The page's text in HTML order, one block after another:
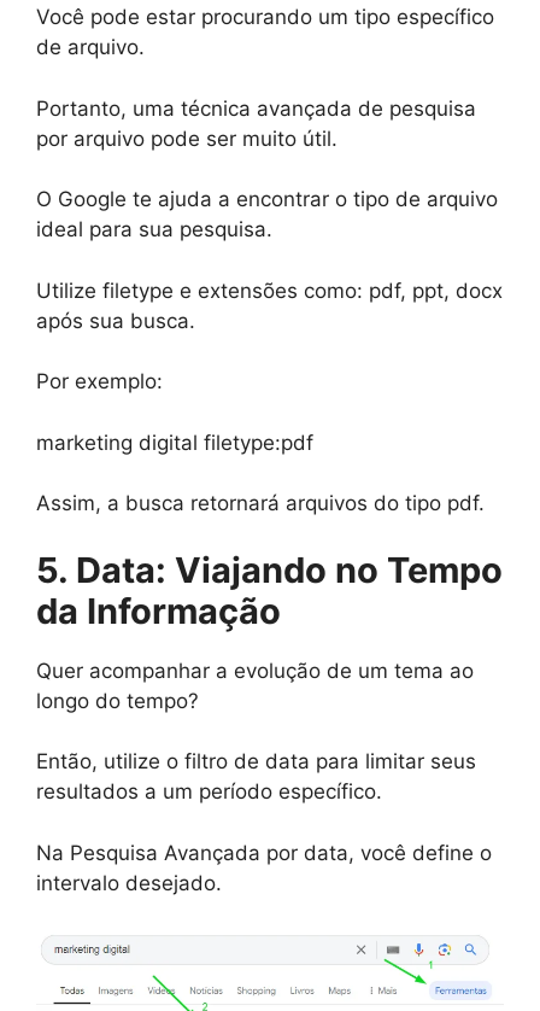
Você pode estar procurando um tipo específico
de arquivo.
Portanto, uma técnica avançada de pesquisa
por arquivo pode ser muito útil.
O Google te ajuda a encontrar o tipo de arquivo
ideal para sua pesquisa.
Utilize filetype e extensões como: pdf, ppt, docx
após sua busca.
Por exemplo:
marketing digital filetype:pdf
Assim, a busca retornará arquivos do tipo pdf.
5. Data: Viajando no Tempo
da Informação
Quer acompanhar a evolução de um tema ao
longo do tempo?
Então, utilize o filtro de data para limitar seus
resultados a um período específico.
Na Pesquisa Avançada por data, você define o
intervalo desejado.